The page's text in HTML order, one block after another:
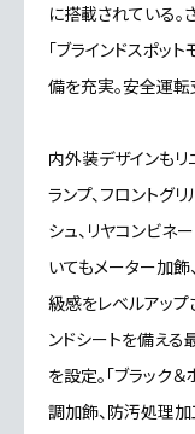
に搭載されている。
「ブラインドスポッ
備を充実。安全運
内外装デザインもリ
ランプ、フロントグ
シュ、リヤコンビネ
いてもメーター加飾
級感をレベルアップ
ンドシートを備える
を設定。「ブラック
調加飾、防汚処理加